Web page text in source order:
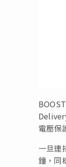
電壓保
一旦連
鐘，同